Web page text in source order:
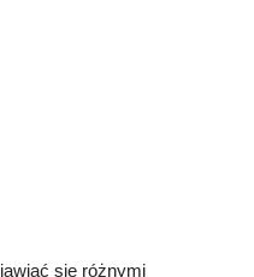
się różnymi